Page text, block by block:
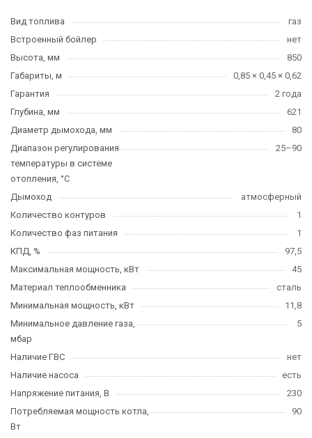
Вид топлива
газ
Встроенный бойлер
нет
Высота, мм
850
Габариты, м
0,85 × 0,45 × 0,62
Гарантия
2 года
Глубина, мм
621
Диаметр дымохода, мм
80
Диапазон регулирования
температуры в системе
отопления, °C
25–90
Дымоход
атмосферный
Количество контуров
1
Количество фаз питания
1
КПД, %
97,5
Максимальная мощность, кВт
45
Материал теплообменника
сталь
Минимальная мощность, кВт
11,8
Минимальное давление газа,
мбар
5
Наличие ГВС
нет
Наличие насоса
есть
Напряжение питания, В
230
Потребляемая мощность котла,
Вт
90